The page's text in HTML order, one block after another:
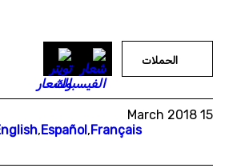
الحملات
15 March 2018
,Español,Français